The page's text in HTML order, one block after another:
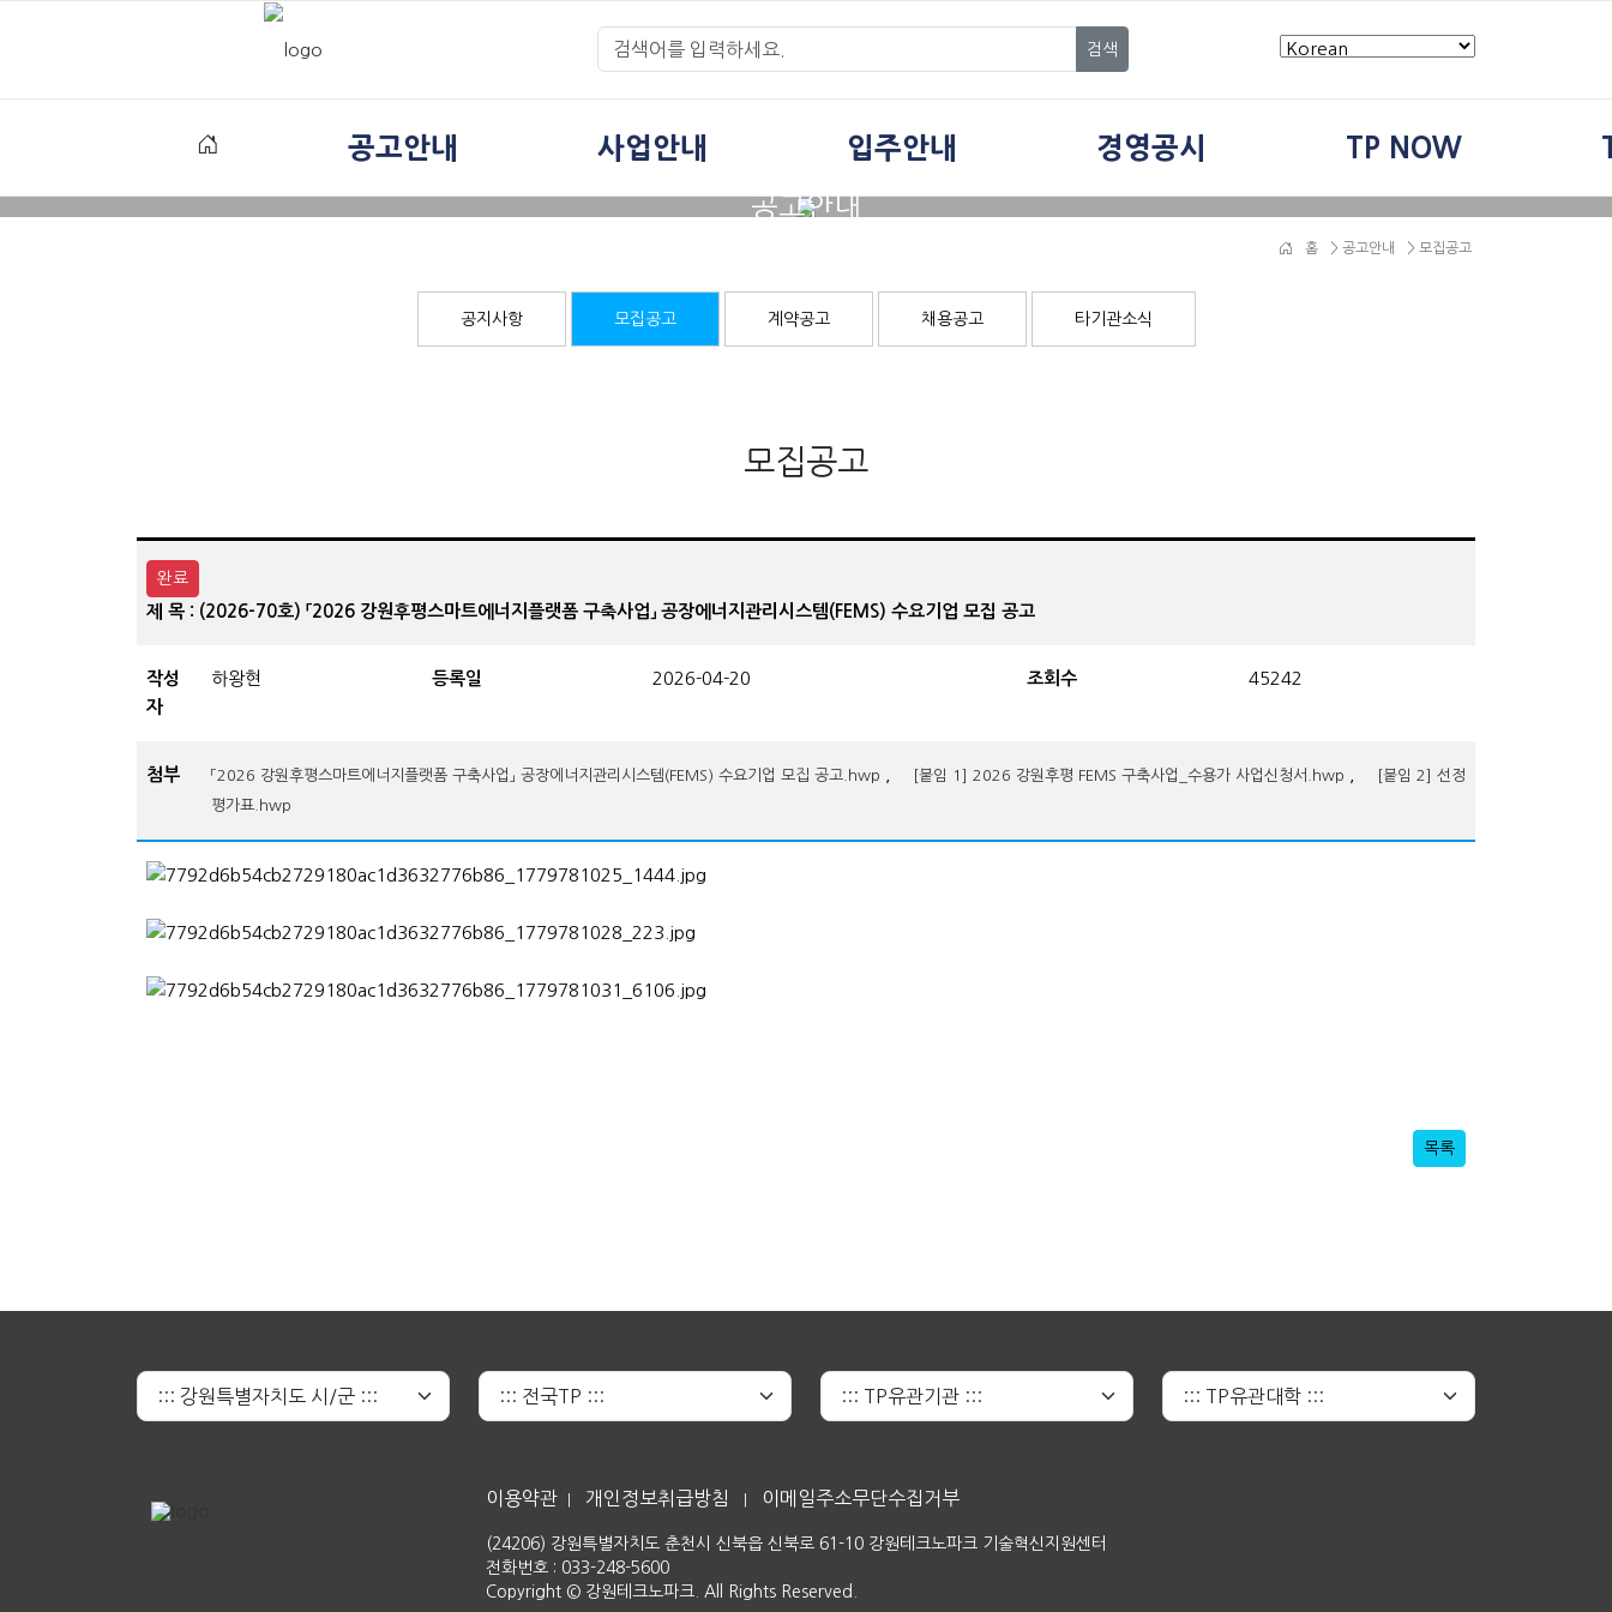
검색
공고안내 사업안내 입주안내 경영공시 TP NOW
공고안내
> 모집공고
> 공고안내
홈
공지사항 모집공고 계약공고 채용공고 타기관소식
모집공고
완료
제 목 : (2026-70호) 「2026 강원후평스마트에너지플랫폼 구축사업」 공장에너지관리시스템(FEMS) 수요기업 모집 공고
작성
자
하왕현 등록일 2026-04-20 조회수 45242
첨부 「2026 강원후평스마트에너지플랫폼 구축사업」 공장에너지관리시스템(FEMS) 수요기업 모집 공고.hwp [붙임 1] 2026 강원후평 FEMS 구축사업_수용가 사업신청서.hwp
[붙임 2] 선정
평가표.hwp
목록
이용약관 개인정보취급방침 이메일주소무단수집거부
(24206) 강원특별자치도 춘천시 신북읍 신북로 61-10 강원테크노파크 기술혁신지원센터
전화번호 : 033-248-5600
Copyright © 강원테크노파크. All Rights Reserved.